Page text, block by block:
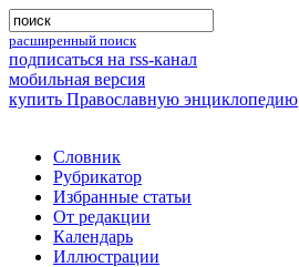
расширенный поиск
подписаться на rss-канал
мобильная версия
купить Православную энциклопедию
Словник
Рубрикатор
Избранные статьи
От редакции
Календарь
Иллюстрации